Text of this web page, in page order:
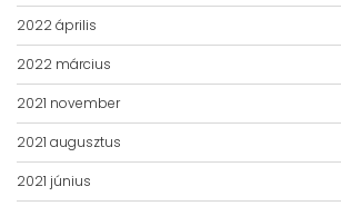
2022 április
2022 március
2021 november
2021 augusztus
2021 június